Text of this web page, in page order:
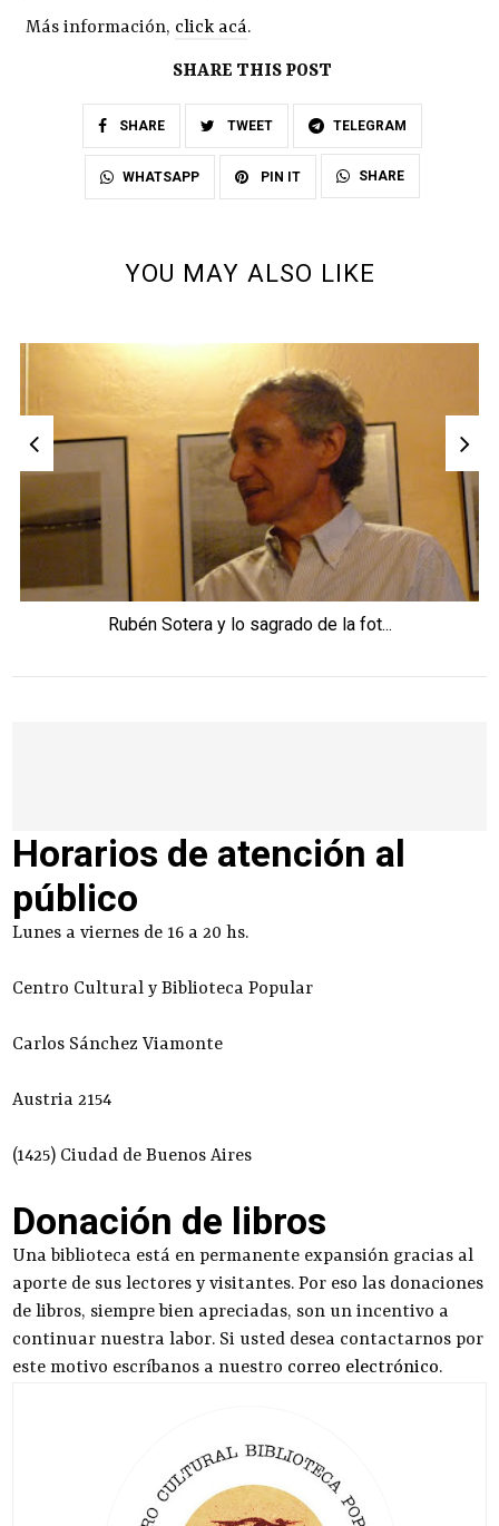
Más información, click acá.
SHARE THIS POST
SHARE TWEET TELEGRAM
WHATSAPP PIN IT SHARE
YOU MAY ALSO LIKE
Rubén Sotera y lo sagrado de la fot...
Horarios de atención al
público
Lunes a viernes de 16 a 20 hs.
Centro Cultural y Biblioteca Popular
Carlos Sánchez Viamonte
Austria 2154
(1425) Ciudad de Buenos Aires
Donación de libros
Una biblioteca está en permanente expansión gracias al
aporte de sus lectores y visitantes. Por eso las donaciones
de libros, siempre bien apreciadas, son un incentivo a
continuar nuestra labor. Si usted desea contactarnos por
este motivo escríbanos a nuestro correo electrónico.